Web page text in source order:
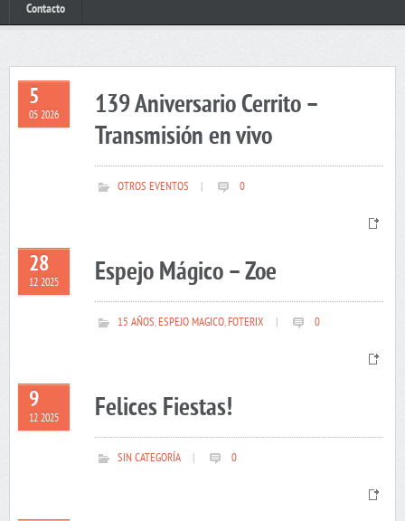
Contacto
5
05 2026
139 Aniversario Cerrito –
Transmisión en vivo
OTROS EVENTOS 0
28
12 2025 Espejo Mágico – Zoe
15 AÑOS,ESPEJO MAGICO,FOTERIX 0
9
12 2025 Felices Fiestas!
SIN CATEGORÍA 0